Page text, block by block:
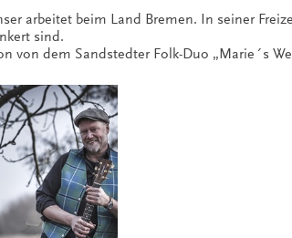
arbeitet beim Land Bremen. In seiner
sind.
von dem Sandstedter Folk-Duo „Marie´s